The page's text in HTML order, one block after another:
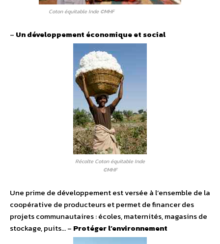
Coton équitable Inde ©MHF
– Un développement économique et social
Récolte Coton équitable Inde
©MHF
Une prime de développement est versée à l’ensemble de la
coopérative de producteurs et permet de financer des
projets communautaires : écoles, maternités, magasins de
stockage, puits… – Protéger l’environnement